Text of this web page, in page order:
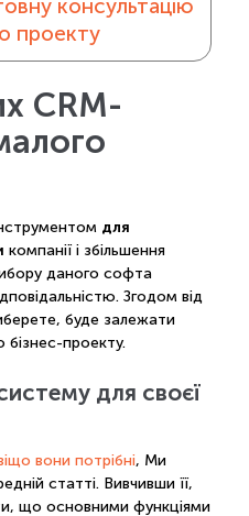
консультацію
проекту
CRM-
для
компанії і збільшення
даного софта
Згодом від
буде залежати
бізнес-проекту.
для своєї
вони потрібні, Ми
статті. Вивчивши її,
що основними функціями